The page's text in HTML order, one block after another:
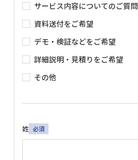
サービス内容についてのご質問
資料送付をご希望
デモ・検証などをご希望
詳細説明・見積りをご希望
その他
姓 必須